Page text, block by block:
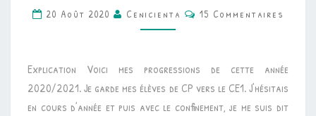
OUTILS
•
20 Août 2020 Cenicienta Commentaires
15 Commentaires
Explication Voici mes progressions de cette année
2020/2021. Je garde mes élèves de CP vers le CE1. J’hésitais
en cours d’année et puis avec le confinement, je me suis dit